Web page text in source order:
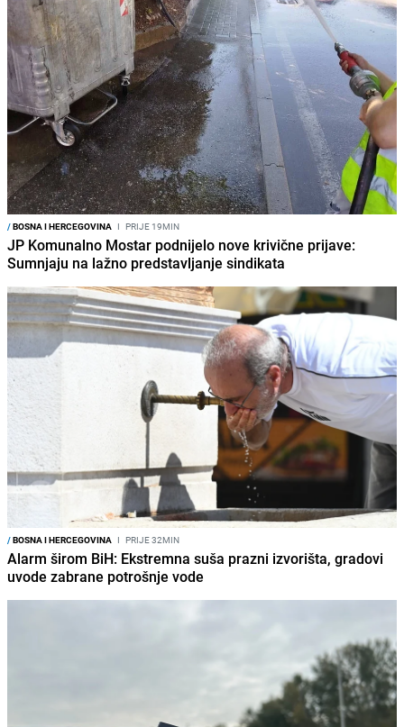
/BOSNA I HERCEGOVINA I PRIJE 19MIN
JP Komunalno Mostar podnijelo nove krivične prijave:
Sumnjaju na lažno predstavljanje sindikata
/BOSNA I HERCEGOVINA I PRIJE 32MIN
Alarm širom BiH: Ekstremna suša prazni izvorišta, gradovi
uvode zabrane potrošnje vode